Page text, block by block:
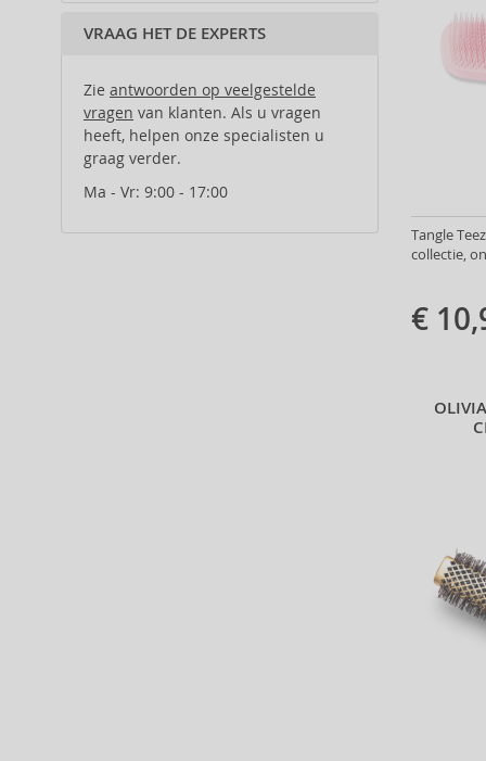
Tangle
collectie,
€
Paul Mitchell (3)
PHILIP B (2)
System Professional (1)
Tangle Angel (4)
Tangle Teezer (50)
Tigi (1)
Twist & Click (1)
Onhandelbaar haar (2)
Normaal haar (5)
Droog haar (1)
Golvend en krullend haar (11)
Volwassen haar (2)
Gevoelige hoofdhuid (2)
Broos haar (1)
VRAAG HET DE EXPERTS
Zie antwoorden op veelgestelde
vragen van klanten. Als u vragen
heeft, helpen onze specialisten u
graag verder.
Ma - Vr: 9:00 - 17:00